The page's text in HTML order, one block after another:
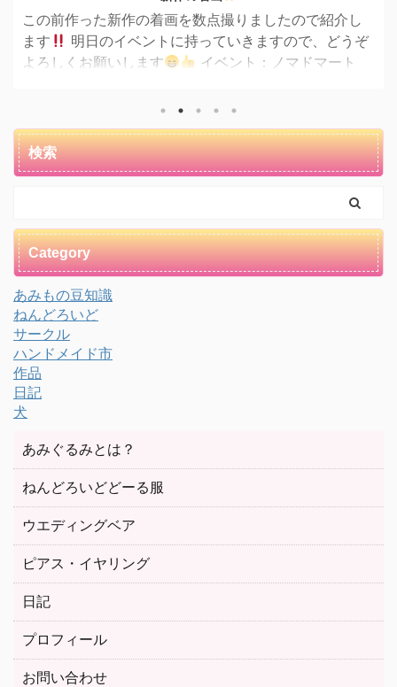
この前作った新作の着画を数点撮りましたので紹介し
ます
明日のイベントに持っていきますので、どうぞ
よろしくお願いします
イベント：ノマドマート
あかし市民広場 詳しくはこちらへ
→https://nomadma.jimdofree.com/ それではまずは大
きいサイズのものから
着画の方がやはり大きさイメ
ージしやすいですよね
þ ...
検索
Category
あみもの豆知識
ねんどろいど
サークル
ハンドメイド市
作品
日記
犬
あみぐるみとは？
ねんどろいどどーる服
ウエディングベア
ピアス・イヤリング
日記
プロフィール
お問い合わせ